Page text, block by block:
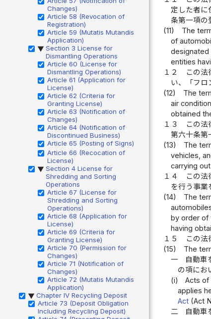
Changes)
Article 58 (Revocation of
Registration)
Article 59 (Mutatis Mutandis
Application)
▶ Section 3 License for
Dismantling Operations
Article 60 (License for
Dismantling Operations)
Article 61 (Application for
License)
Article 62 (Criteria for
Granting License)
Article 63 (Notification of
Changes)
Article 64 (Notification of
Discontinued Business)
Article 65 (Posting of Signs)
Article 66 (Recocation of
License)
▶ Section 4 License for
Shredding and Sorting
Operations
Article 67 (License for
Shredding and Sorting
Operations)
Article 68 (Application for
License)
Article 69 (Criteria for
Granting License)
Article 70 (Permission for
Changes)
Article 71 (Notification of
Changes)
Article 72 (Mutatis Mutandis
Application)
▶ Chapter IV Recycling Deposit
Article 73 (Deposit Obligation
Including Recycling Deposit)
定した者に
条第一項の
(11)
The
of
designated
entities
１２
この法
い、「フロ
(12)
The
air
obtained
１３
この法
第六十条第
(13)
The
vehicles,
carrying
１４
この法
を行う事業
(14)
The
by order of
having
１５
この法
(15)
The
一
自動車
の項にお
(i)
Acts
applies
Act (Act
二
自動車